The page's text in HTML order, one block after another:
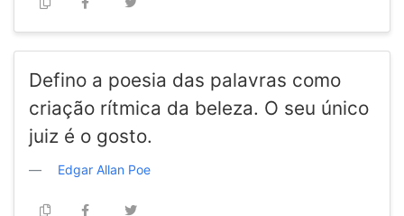
Defino a poesia das palavras como
criação rítmica da beleza. O seu único
juiz é o gosto.
Edgar Allan Poe